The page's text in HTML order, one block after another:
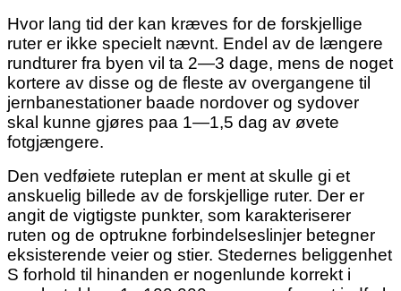
Hvor lang tid der kan kræves for de forskjellige
ruter er ikke specielt nævnt. Endel av de længere
rundturer fra byen vil ta 2—3 dage, mens de noget
kortere av disse og de fleste av overgangene til
jernbanestationer baade nordover og sydover
skal kunne gjøres paa 1—1,5 dag av øvete
fotgjængere.
Den vedføiete ruteplan er ment at skulle gi et
anskuelig billede av de forskjellige ruter. Der er
angit de vigtigste punkter, som karakteriserer
ruten og de optrukne forbindelseslinjer betegner
eksisterende veier og stier. Stedernes beliggenhet
S forhold til hinanden er nogenlunde korrekt i